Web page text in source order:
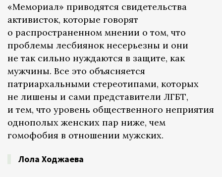
«Мемориал» приводятся свидетельства
активисток, которые говорят
о распространенном мнении о том, что
проблемы лесбиянок несерьезны и они
не так сильно нуждаются в защите, как
мужчины. Все это объясняется
патриархальными стереотипами, которых
не лишены и сами представители ЛГБТ,
и тем, что уровень общественного неприятия
однополых женских пар ниже, чем
гомофобия в отношении мужских.
Лола Ходжаева